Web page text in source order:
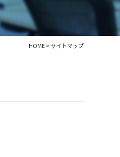
HOME>サイトマップ